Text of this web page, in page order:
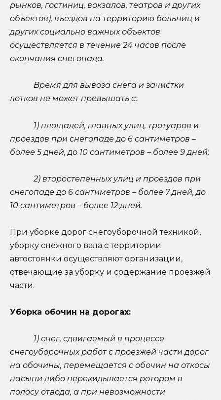
рынков, гостиниц, вокзалов, театров и других
объектов), въездов на территорию больниц и
других социально важных объектов
осуществляется в течение 24 часов после
окончания снегопада.
Время для вывоза снега и зачистки
лотков не может превышать с:
1) площадей, главных улиц, тротуаров и
проездов при снегопаде до 6 сантиметров –
более 5 дней, до 10 сантиметров – более 9 дней;
2) второстепенных улиц и проездов при
снегопаде до 6 сантиметров – более 7 дней, до
10 сантиметров – более 12 дней.
При уборке дорог снегоуборочной техникой,
уборку снежного вала с территории
автостоянки осуществляют организации,
отвечающие за уборку и содержание проезжей
части.
Уборка обочин на дорогах:
1) снег, сдвигаемый в процессе
снегоуборочных работ с проезжей части дорог
на обочины, перемещается с обочин на откосы
насыпи либо перекидывается ротором в
полосу отвода, а при невозможности